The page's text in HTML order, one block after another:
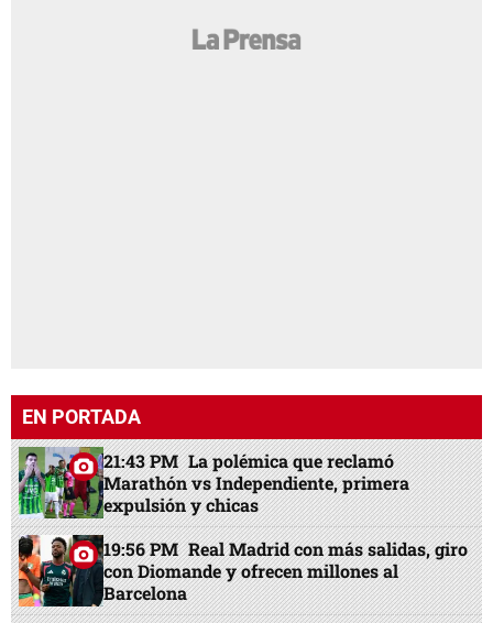
EN PORTADA
21:43 PM La polémica que reclamó
Marathón vs Independiente, primera
expulsión y chicas
19:56 PM Real Madrid con más salidas, giro
con Diomande y ofrecen millones al
Barcelona